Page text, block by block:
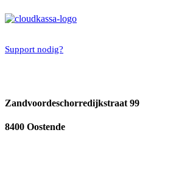
Support nodig?
Zandvoordeschorredijkstraat 99
8400 Oostende